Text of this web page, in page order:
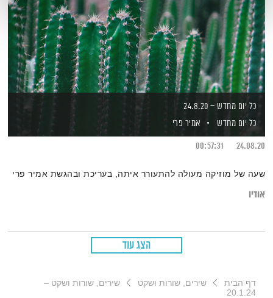
כל יום מחדש – 24.8.20
כל יום מחדש
אמיר פרי
24.08.20
00:57:31
שעה של מוזיקה מעולה להתעורר איתה, בעריכת ובהגשת אמיר פרי
אודיו
הצג עוד
דף הבית שירים, שורות ושקט
שירים, שורות ושקט –
20.1.24